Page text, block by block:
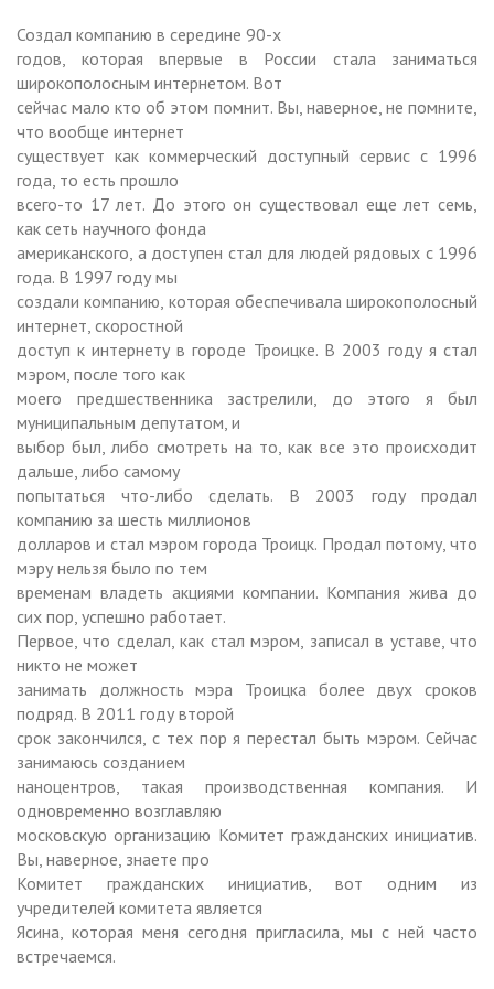
Создал компанию в середине 90-х
годов, которая впервые в России стала заниматься
широкополосным интернетом. Вот
сейчас мало кто об этом помнит. Вы, наверное, не помните,
что вообще интернет
существует как коммерческий доступный сервис с 1996
года, то есть прошло
всего-то 17 лет. До этого он существовал еще лет семь,
как сеть научного фонда
американского, а доступен стал для людей рядовых с 1996
года. В 1997 году мы
создали компанию, которая обеспечивала широкополосный
интернет, скоростной
доступ к интернету в городе Троицке. В 2003 году я стал
мэром, после того как
моего предшественника застрелили, до этого я был
муниципальным депутатом, и
выбор был, либо смотреть на то, как все это происходит
дальше, либо самому
попытаться что-либо сделать. В 2003 году продал
компанию за шесть миллионов
долларов и стал мэром города Троицк. Продал потому, что
мэру нельзя было по тем
временам владеть акциями компании. Компания жива до
сих пор, успешно работает.
Первое, что сделал, как стал мэром, записал в уставе, что
никто не может
занимать должность мэра Троицка более двух сроков
подряд. В 2011 году второй
срок закончился, с тех пор я перестал быть мэром. Сейчас
занимаюсь созданием
наноцентров, такая производственная компания. И
одновременно возглавляю
московскую организацию Комитет гражданских инициатив.
Вы, наверное, знаете про
Комитет гражданских инициатив, вот одним из
учредителей комитета является
Ясина, которая меня сегодня пригласила, мы с ней часто
встречаемся.